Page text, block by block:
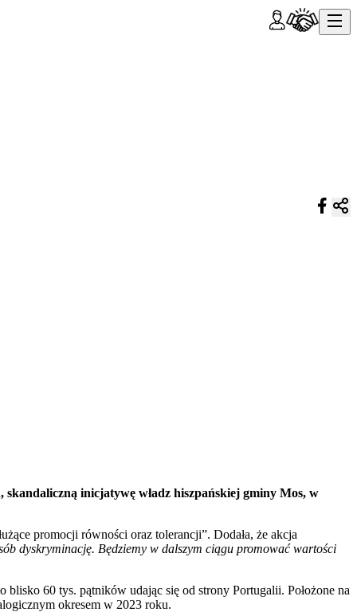
inicjatywę władz hiszpańskiej gminy Mos, w
promocji równości oraz tolerancji”. Dodała, że akcja
dyskryminację. Będziemy w dalszym ciągu promować wartości
60 tys. pątników udając się od strony Portugalii. Położone na
okresem w 2023 roku.